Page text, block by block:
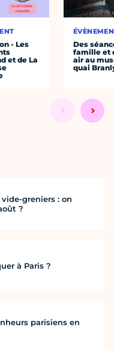
- Les
et de La
Des
famille et
air au
quai
greniers : on
?
à Paris ?
parisiens en